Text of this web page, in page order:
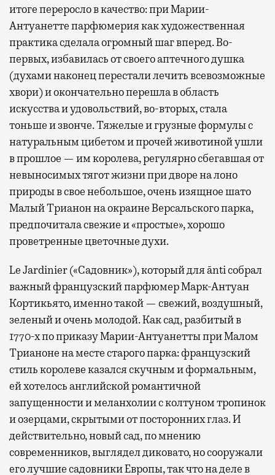
итоге переросло в качество: при Марии-
Антуанетте парфюмерия как художественная
практика сделала огромный шаг вперед. Во-
первых, избавилась от своего аптечного душка
(духами наконец перестали лечить всевозможные
хвори) и окончательно перешла в область
искусства и удовольствий, во-вторых, стала
тоньше и звонче. Тяжелые и грузные формулы с
натуральным цибетом и прочей животиной ушли
в прошлое — им королева, регулярно cбегавшая от
невыносимых тягот жизни при дворе на лоно
природы в свое небольшое, очень изящное шато
Малый Трианон на окраине Версальского парка,
предпочитала свежие и «простые», хорошо
проветренные цветочные духи.
Le Jardinier («Садовник»), который для ānti собрал
важный французский парфюмер Марк-Антуан
Кортикьято, именно такой — свежий, воздушный,
зеленый и очень молодой. Как сад, разбитый в
1770-х по приказу Марии-Антуанетты при Малом
Трианоне на месте старого парка: французский
стиль королеве казался скучным и формальным,
ей хотелось английской романтичной
запущенности и меланхолии с колтуном тропинок
и озерцами, скрытыми от посторонних глаз. И
действительно, новый сад, по мнению
современников, выглядел диковато, но сооружали
его лучшие садовники Европы, так что на деле в